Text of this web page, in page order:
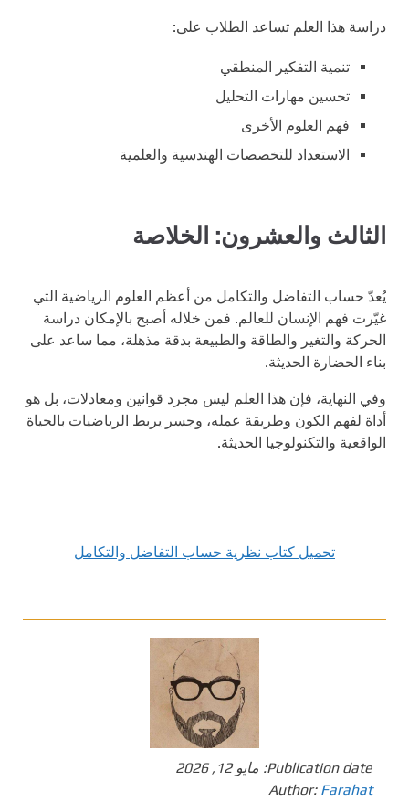
دراسة هذا العلم تساعد الطلاب على:
تنمية التفكير المنطقي
تحسين مهارات التحليل
فهم العلوم الأخرى
الاستعداد للتخصصات الهندسية والعلمية
الثالث والعشرون: الخلاصة
يُعدّ حساب التفاضل والتكامل من أعظم العلوم الرياضية التي
غيّرت فهم الإنسان للعالم. فمن خلاله أصبح بالإمكان دراسة
الحركة والتغير والطاقة والطبيعة بدقة مذهلة، مما ساعد على
بناء الحضارة الحديثة.
وفي النهاية، فإن هذا العلم ليس مجرد قوانين ومعادلات، بل هو
أداة لفهم الكون وطريقة عمله، وجسر يربط الرياضيات بالحياة
الواقعية والتكنولوجيا الحديثة.
تحميل كتاب نظرية حساب التفاضل والتكامل
Publication date: مايو 12, 2026
Author: Farahat